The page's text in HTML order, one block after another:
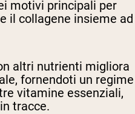
motivi principali per
il collagene insieme ad
altri nutrienti migliora
fornendoti un regime
vitamine essenziali,
tracce.